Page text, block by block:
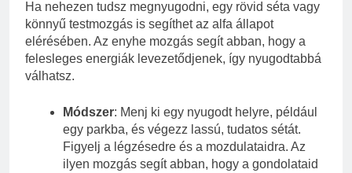
Ha nehezen tudsz megnyugodni, egy rövid séta vagy
könnyű testmozgás is segíthet az alfa állapot
elérésében. Az enyhe mozgás segít abban, hogy a
felesleges energiák levezetődjenek, így nyugodtabbá
válhatsz.
Módszer: Menj ki egy nyugodt helyre, például
egy parkba, és végezz lassú, tudatos sétát.
Figyelj a légzésedre és a mozdulataidra. Az
ilyen mozgás segít abban, hogy a gondolataid